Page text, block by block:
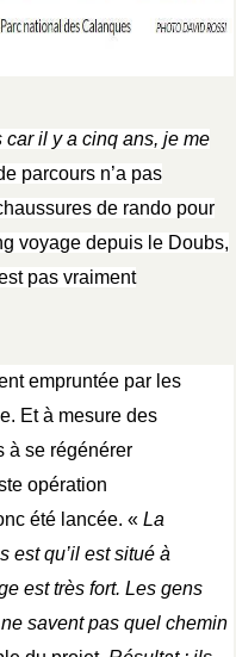
il y a cinq ans, je me
parcours n’a pas
de rando pour
voyage depuis le Doubs,
pas vraiment
empruntée par les
Et à mesure des
à se régénérer
opération
été lancée. « La
est qu’il est situé à
est très fort. Les gens
savent pas quel chemin